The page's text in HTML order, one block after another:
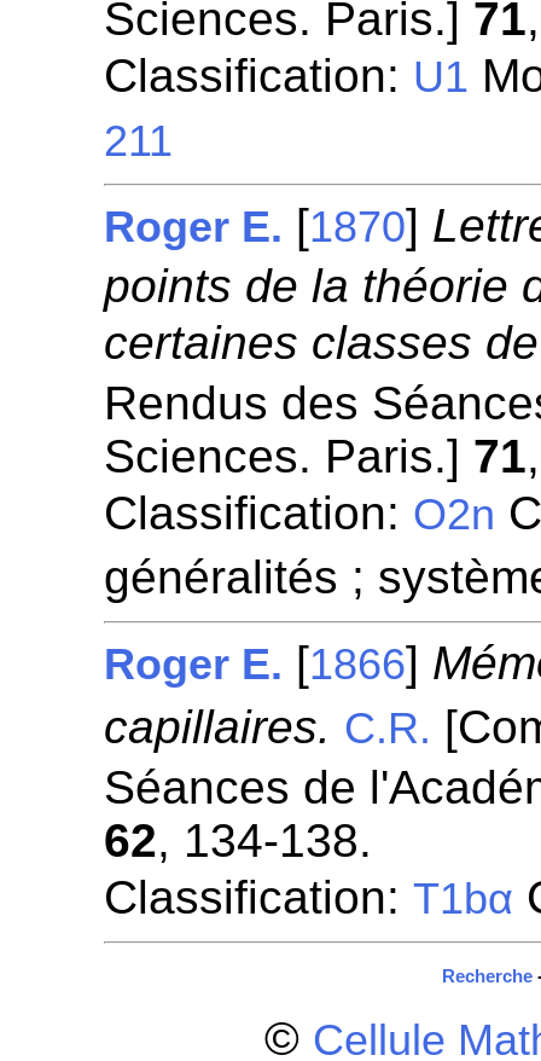
Sciences. Paris.] 71
Classification: U1
211
Roger E. [1870]
points de la théorie
certaines classes
Rendus des
Sciences. Paris.] 71
Classification: O2n
généralités ;
Roger E. [1866]
capillaires. C.R.
Séances de
62, 134-138.
Classification:T1bα
Recherche
© Cellule